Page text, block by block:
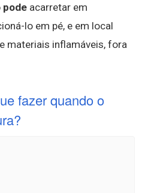
pode acarretar em
lo em pé, e em local
materiais inflamáveis, fora
fazer quando o